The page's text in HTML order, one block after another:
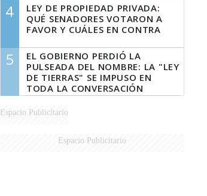
PERONISMO
4
LEY DE PROPIEDAD PRIVADA:
QUÉ SENADORES VOTARON A
FAVOR Y CUÁLES EN CONTRA
5
EL GOBIERNO PERDIÓ LA
PULSEADA DEL NOMBRE: LA "LEY
DE TIERRAS" SE IMPUSO EN
TODA LA CONVERSACIÓN
DIGITAL
Espacio Publicitario
Espacio Publicitario